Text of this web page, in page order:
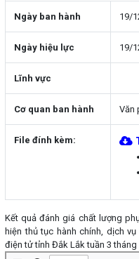
Ngày ban hành 19/
Ngày hiệu lực 19/
Lĩnh vực
Cơ quan ban hành Văn
File đính kèm:
Kết quả đánh giá chất lượng
hiện thủ tục hành chính, dịch
điện tử tỉnh Đắk Lắk tuần 3 tháng